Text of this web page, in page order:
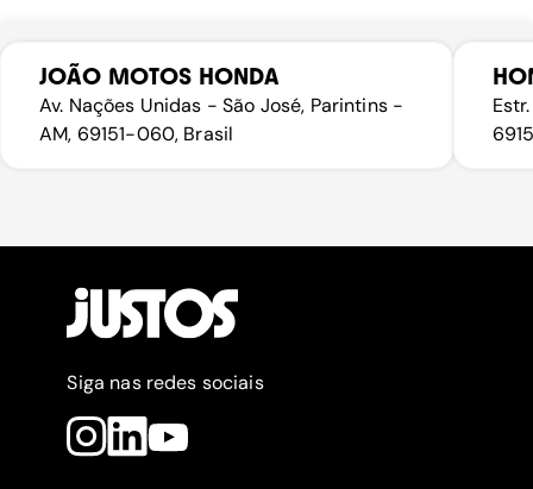
JOÃO MOTOS HONDA
Av. Nações Unidas - São José, Parintins -
AM, 69151-060, Brasil
Siga nas redes sociais